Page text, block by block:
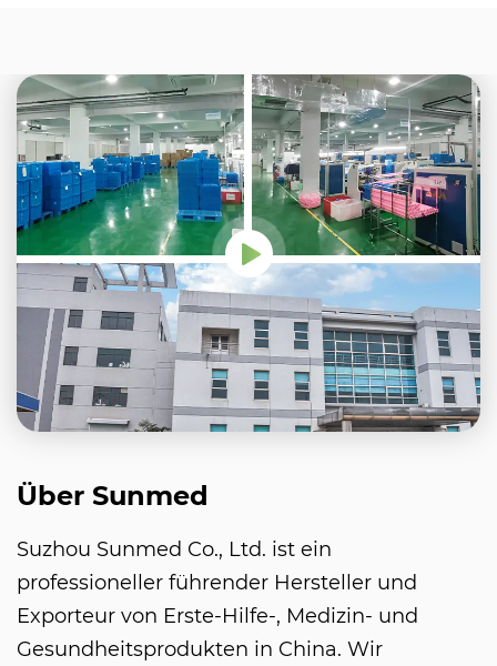
Über Sunmed
Suzhou Sunmed Co., Ltd. ist ein
professioneller führender Hersteller und
Exporteur von Erste-Hilfe-, Medizin- und
Gesundheitsprodukten in China. Wir